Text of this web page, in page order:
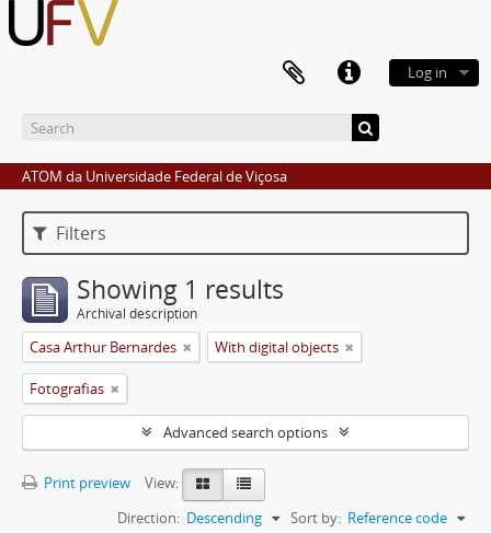
Log in
ATOM da Universidade Federal de Viçosa
Filters
Showing 1 results
Archival description
Casa Arthur Bernardes With digital objects
Fotografias
Advanced search options
Print preview
View:
Sort by: Reference code
Direction: Descending